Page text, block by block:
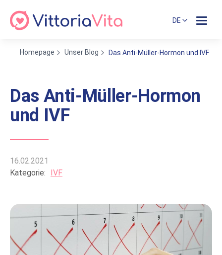
DE
Homepage Unser Blog Das Anti-Müller-Hormon und IVF
Das Anti-Müller-Hormon
und IVF
16.02.2021
Kategorie:
IVF